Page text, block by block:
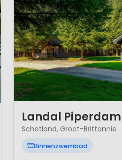
Landal Piperdam
Schotland, Groot-Brittannië
Binnenzwembad